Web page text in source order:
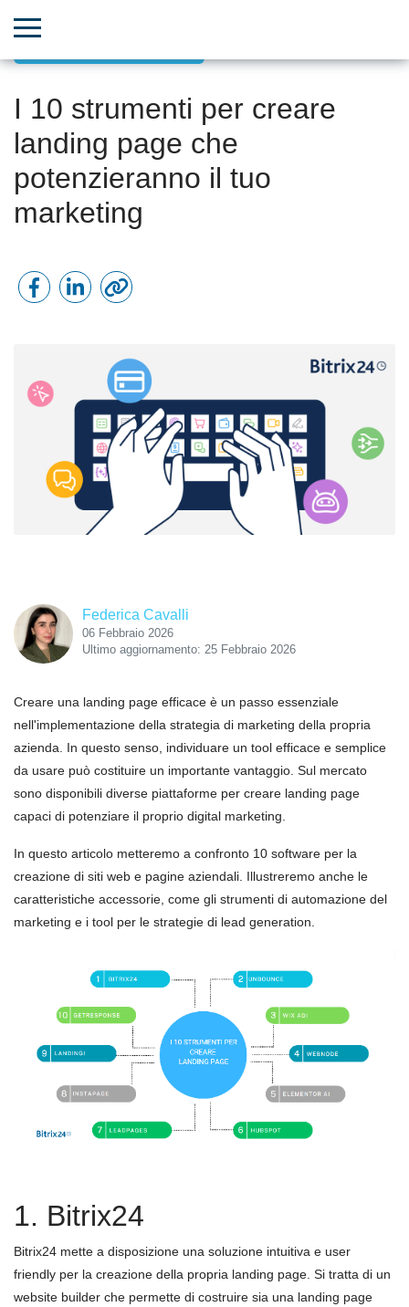
I 10 strumenti per creare
landing page che
potenzieranno il tuo
marketing
Federica Cavalli
06 Febbraio 2026
Ultimo aggiornamento: 25 Febbraio 2026
Creare una landing page efficace è un passo essenziale
nell'implementazione della strategia di marketing della propria
azienda. In questo senso, individuare un tool efficace e semplice
da usare può costituire un importante vantaggio. Sul mercato
sono disponibili diverse piattaforme per creare landing page
capaci di potenziare il proprio digital marketing.
In questo articolo metteremo a confronto 10 software per la
creazione di siti web e pagine aziendali. Illustreremo anche le
caratteristiche accessorie, come gli strumenti di automazione del
marketing e i tool per le strategie di lead generation.
1. Bitrix24
Bitrix24 mette a disposizione una soluzione intuitiva e user
friendly per la creazione della propria landing page. Si tratta di un
website builder che permette di costruire sia una landing page